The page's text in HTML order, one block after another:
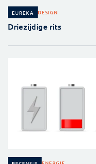
EUREKA DESIGN
Driezijdige rits